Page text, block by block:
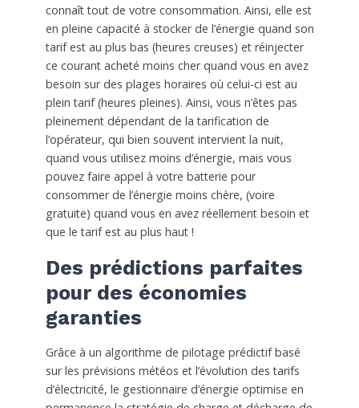
connaît tout de votre consommation. Ainsi, elle est
en pleine capacité à stocker de l’énergie quand son
tarif est au plus bas (heures creuses) et réinjecter
ce courant acheté moins cher quand vous en avez
besoin sur des plages horaires où celui-ci est au
plein tarif (heures pleines). Ainsi, vous n’êtes pas
pleinement dépendant de la tarification de
l’opérateur, qui bien souvent intervient la nuit,
quand vous utilisez moins d’énergie, mais vous
pouvez faire appel à votre batterie pour
consommer de l’énergie moins chère, (voire
gratuite) quand vous en avez réellement besoin et
que le tarif est au plus haut !
Des prédictions parfaites
pour des économies
garanties
Grâce à un algorithme de pilotage prédictif basé
sur les prévisions météos et l’évolution des tarifs
d’électricité, le gestionnaire d’énergie optimise en